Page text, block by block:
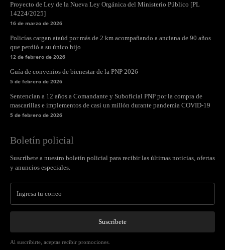
Proyecto de Ley de la Nueva Ley Orgánica del Ministerio Público [PL
14224/2025]
16 de marzo de 2026
Policías cargan ataúd por más de 2 km acompañando a anciana de 90 años
que perdió a su único hijo
12 de febrero de 2026
Guía de convenios de bienestar de la PNP 2026
5 de febrero de 2026
Sentencian a 12 años a Comandante y Suboficial PNP por la compra de
mascarillas e implementos de casi un millón durante pandemia COVID-19
5 de febrero de 2026
Boletín policial
Suscríbete a nuestro boletín policial para recibir las últimas noticias, ofertas
y anuncios especiales.
Suscríbete
Al suscribirte, aceptas recibir promociones.